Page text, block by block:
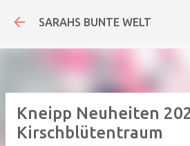
Direkt zum
SARAHS BUNTE WELT
Kneipp Neuheiten
Kirschblütentraum